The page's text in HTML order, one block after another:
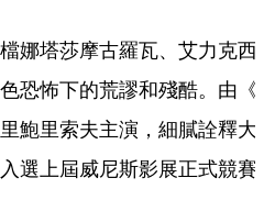
娜塔莎摩古羅瓦、艾力克西
恐怖下的荒謬和殘酷。由《
鮑里索夫主演，細膩詮釋大
選上屆威尼斯影展正式競賽